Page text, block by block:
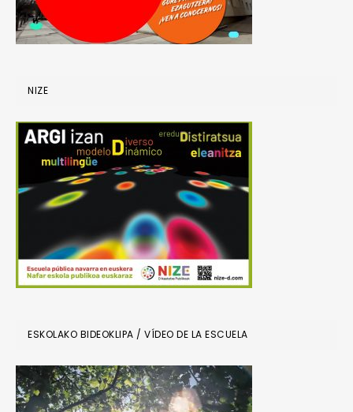
NIZE
ESKOLAKO BIDEOKLIPA / VÍDEO DE LA ESCUELA